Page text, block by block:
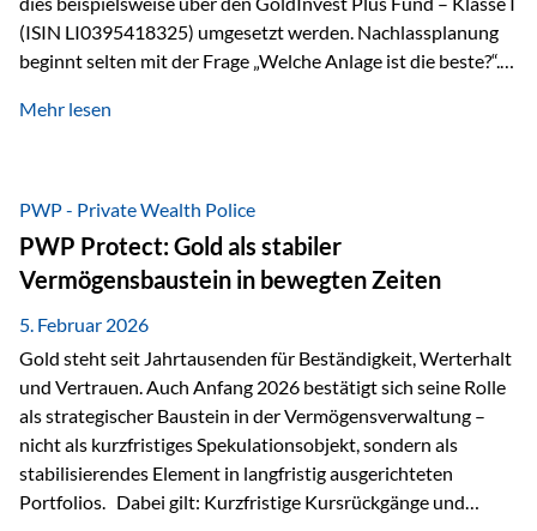
(ISIN LI0395418325) umgesetzt werden. Nachlassplanung
beginnt selten mit der Frage „Welche Anlage ist die beste?“.
was bekommen – wann – und in welcher Struktur?Und vor
bei größeren Vermögen ist das entscheidend.
Mehr lesen
PWP - Private Wealth Police
PWP Protect: Gold als stabiler
Vermögensbaustein in bewegten Zeiten
5. Februar 2026
Gold steht seit Jahrtausenden für Beständigkeit, Werterhalt
und Vertrauen. Auch Anfang 2026 bestätigt sich seine Rolle
als strategischer Baustein in der Vermögensverwaltung –
nicht als kurzfristiges Spekulationsobjekt, sondern als
stabilisierendes Element in langfristig ausgerichteten
Portfolios. Dabei gilt: Kurzfristige Kursrückgänge und